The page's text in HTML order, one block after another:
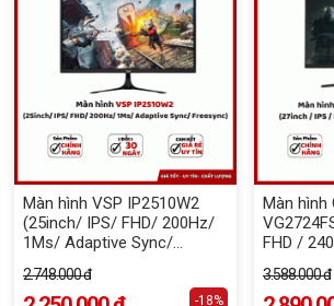
Màn hình VSP IP2510W2
(25inch/ IPS/ FHD/ 200Hz/
1Ms/ Adaptive Sync/
2.748.000 đ
-18%
Màn hình
FHD /
3.588.000 đ